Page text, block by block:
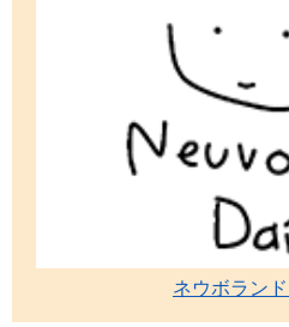
ネウボラン